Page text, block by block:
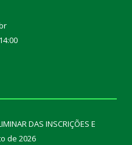
DAS INSCRIÇÕES E
de 2026